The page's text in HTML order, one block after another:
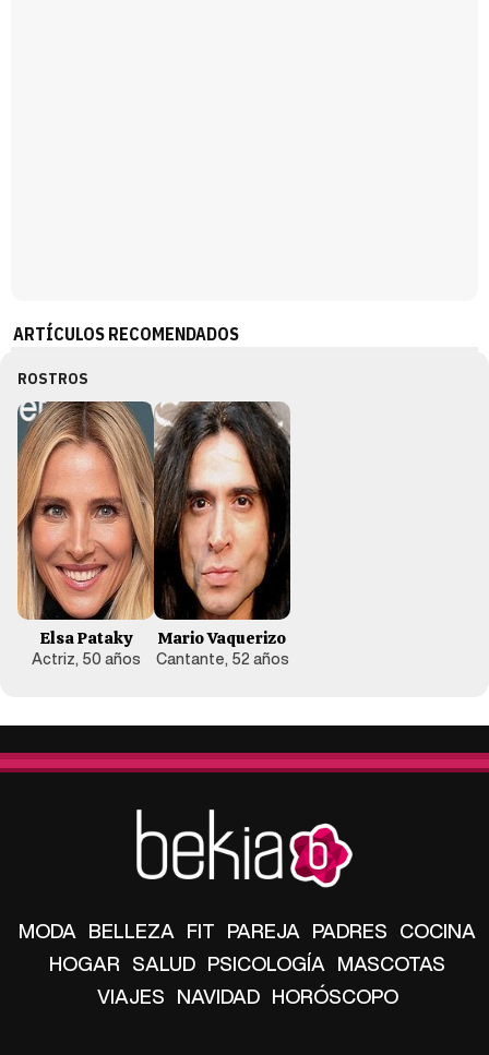
ARTÍCULOS RECOMENDADOS
ROSTROS
Elsa Pataky
Actriz, 50 años
Mario Vaquerizo
Cantante, 52 años
MODA BELLEZA FIT PAREJA PADRES COCINA
HOGAR SALUD PSICOLOGÍA MASCOTAS
VIAJES NAVIDAD HORÓSCOPO